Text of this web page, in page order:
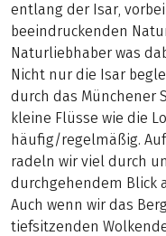
entlang der Isar,
beeindruckenden
Naturliebhaber was
Nicht nur die Isar
durch das Münchener
kleine Flüsse wie die
häufig/regelmäßig.
radeln wir viel durch
durchgehendem Blick
Auch wenn wir das
tiefsitzenden